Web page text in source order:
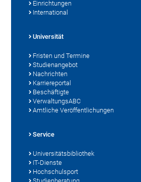
Einrichtungen
International
Universität
Fristen und Termine
Studienangebot
Nachrichten
Karriereportal
Beschäftigte
VerwaltungsABC
Amtliche Veröffentlichungen
Service
Universitätsbibliothek
IT-Dienste
Hochschulsport